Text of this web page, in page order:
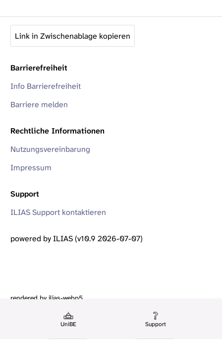
UniBE Support
Link in Zwischenablage kopieren
Barrierefreiheit
Info Barrierefreiheit
Barriere melden
Rechtliche Informationen
Nutzungsvereinbarung
Impressum
Support
ILIAS Support kontaktieren
powered by ILIAS (v10.9 2026-07-07)
rendered by ilias-webp5